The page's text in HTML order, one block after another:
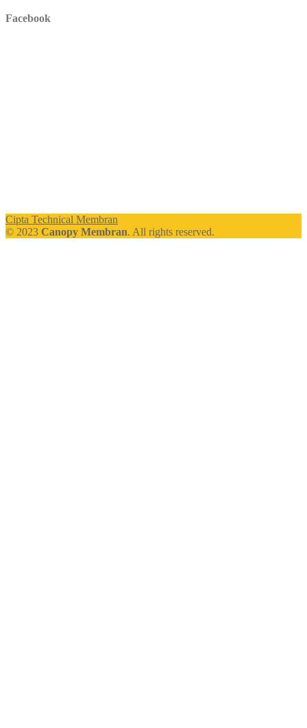
Facebook
Cipta Technical Membran
© 2023 Canopy Membran. All rights reserved.